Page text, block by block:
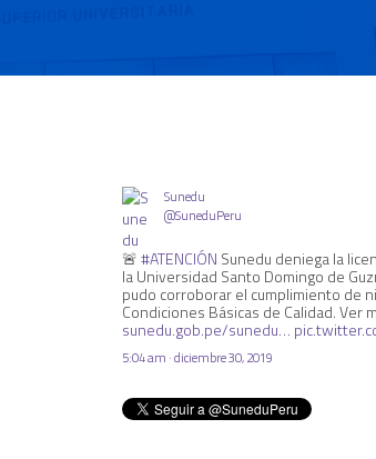
Sunedu
@SuneduPeru
🚨#ATENCIÓN Sunedu deniega la
la Universidad Santo Domingo de
pudo corroborar el cumplimiento de
Condiciones Básicas de Calidad. Ver
sunedu.gob.pe/sunedu…
5:04 am · diciembre 30, 2019